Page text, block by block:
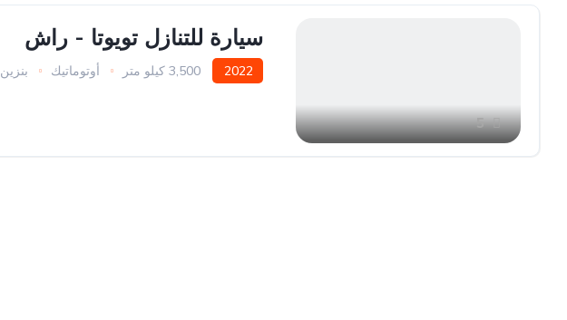
5
سيارة للتنازل تويوتا⁩ - ⁨راش
2022 3,500 كيلو متر أوتوماتيك
بنزين